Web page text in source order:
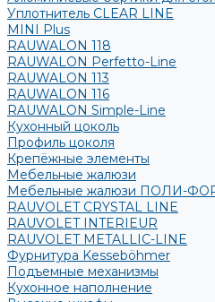
Уплотнитель CLEAR LINE
MINI Plus
RAUWALON 118
RAUWALON Perfetto-Line
RAUWALON 113
RAUWALON 116
RAUWALON Simple-Line
Кухонный цоколь
Профиль цоколя
Крепёжные элементы
Мебельные жалюзи
Мебельные жалюзи ПОЛИ-
RAUVOLET CRYSTAL LINE
RAUVOLET INTERIEUR
RAUVOLET METALLIC-LINE
Фурнитура Kesseböhmer
Подъемные механизмы
Кухонное наполнение